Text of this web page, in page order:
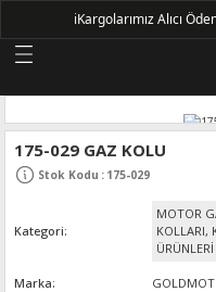
Geri
175-029 GAZ KOLU
Stok Kodu : 175-029
Kategori
MOTOR
KOLLARI,
ÜRÜNLERİ
Marka
ℹ️Kargolarımız Alıcı